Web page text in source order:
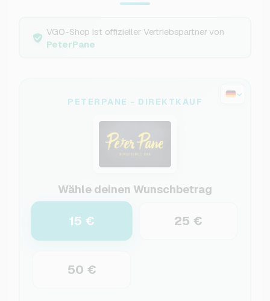
VGO-Shop ist offizieller Vertriebspartner von
PeterPane
PETERPANE - DIREKTKAUF
Wähle deinen Wunschbetrag
15 € 25 €
50 €